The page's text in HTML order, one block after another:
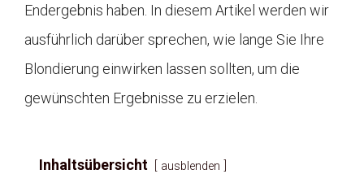
Endergebnis haben. In diesem Artikel werden wir
ausführlich darüber sprechen, wie lange Sie Ihre
Blondierung einwirken lassen sollten, um die
gewünschten Ergebnisse zu erzielen.
Inhaltsübersicht ausblenden